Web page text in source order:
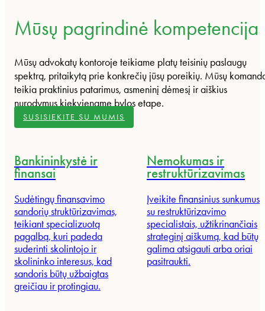
Mūsų pagrindinė kompetencija
Mūsų advokatų kontoroje teikiame platų teisinių paslaugų
spektrą, pritaikytą prie konkrečių jūsų poreikių. Mūsų
teikia praktinius patarimus, asmeninį dėmesį ir aiškius
nurodymus kiekviename bylos etape.
SUSISIEKITE SU MUMIS
Bankininkystė ir
finansai
Sudėtingų finansavimo
sandorių struktūrizavimas,
teikiant specializuotą
pagalbą, kuri padeda
suderinti skolintojo ir
skolininko interesus, kad
sandoris būtų užbaigtas
greičiau ir protingiau.
Nemokumas ir
restruktūrizavimas
Įveikite finansinius sunkumus
su restruktūrizavimo
specialistais, užtikrinančiais
strateginį aiškumą, kad būtų
galima atsigauti arba oriai
pasitraukti.